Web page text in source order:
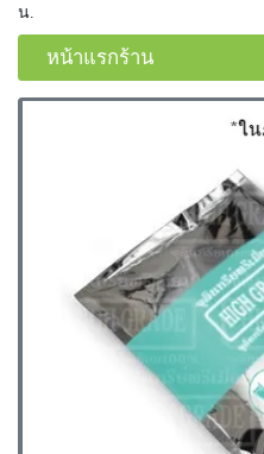
น.
หน้าแรกร้าน